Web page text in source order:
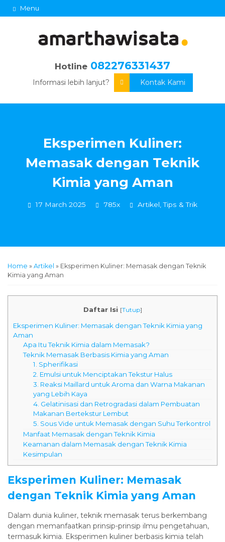
Menu
Hotline 082276331437
Informasi lebih lanjut? Kontak Kami
Eksperimen Kuliner:
Memasak dengan Teknik
Kimia yang Aman
17 March 2025 785x Artikel ,Tips & Trik
Home » Artikel » Eksperimen Kuliner: Memasak dengan Teknik
Kimia yang Aman
Daftar Isi [Tutup]
Eksperimen Kuliner: Memasak dengan Teknik Kimia yang
Aman
Apa Itu Teknik Kimia dalam Memasak?
Teknik Memasak Berbasis Kimia yang Aman
1. Spherifikasi
2. Emulsi untuk Menciptakan Tekstur Halus
3. Reaksi Maillard untuk Aroma dan Warna Makanan
yang Lebih Kaya
4. Gelatinisasi dan Retrogradasi dalam Pembuatan
Makanan Bertekstur Lembut
5. Sous Vide untuk Memasak dengan Suhu Terkontrol
Manfaat Memasak dengan Teknik Kimia
Keamanan dalam Memasak dengan Teknik Kimia
Kesimpulan
Eksperimen Kuliner: Memasak
dengan Teknik Kimia yang Aman
Dalam dunia kuliner, teknik memasak terus berkembang
dengan memanfaatkan prinsip-prinsip ilmu pengetahuan,
termasuk kimia. Eksperimen kuliner berbasis kimia telah